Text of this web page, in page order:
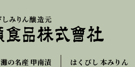
灘の名産 甲南漬 はくびし 本みりん